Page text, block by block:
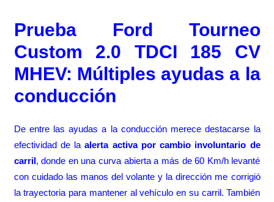
Prueba Ford Tourneo
Custom 2.0 TDCI 185 CV
MHEV: Múltiples ayudas a la
conducción
De entre las ayudas a la conducción merece destacarse la
efectividad de laalerta activa por cambio involuntario de
carril, donde en una curva abierta a más de 60 Km/h levanté
con cuidado las manos del volante y la dirección me corrigió
la trayectoria para mantener al vehículo en su carril. También